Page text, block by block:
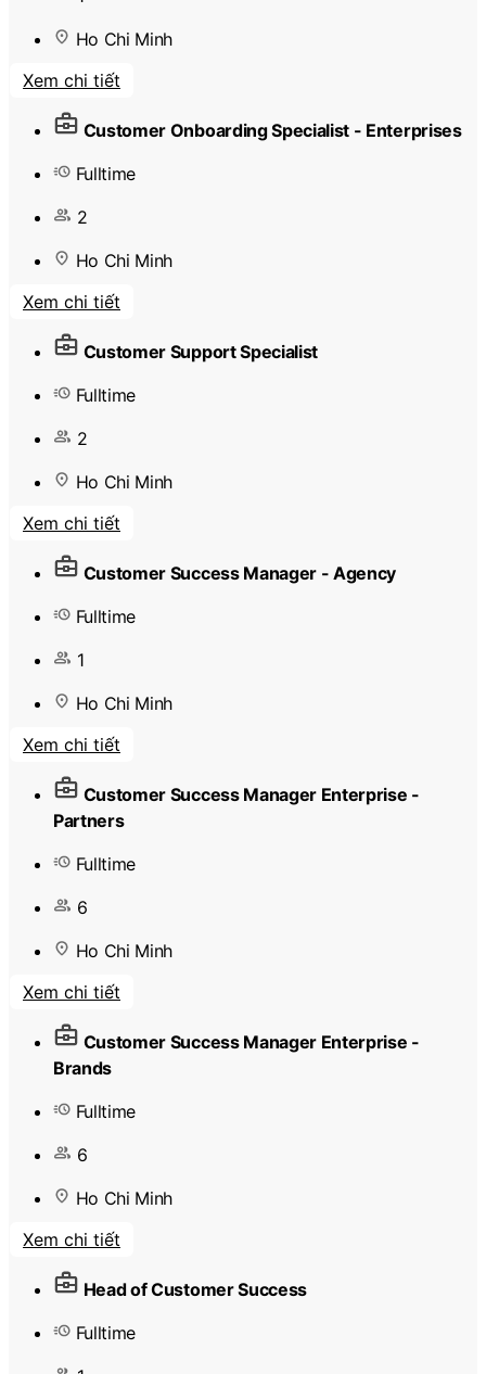
Ho Chi Minh
Xem chi tiết
Customer Onboarding Specialist - Enterprises
Fulltime
2
Ho Chi Minh
Xem chi tiết
Customer Support Specialist
Fulltime
2
Ho Chi Minh
Xem chi tiết
Customer Success Manager - Agency
Fulltime
1
Ho Chi Minh
Xem chi tiết
Customer Success Manager Enterprise -
Partners
Fulltime
6
Ho Chi Minh
Xem chi tiết
Customer Success Manager Enterprise -
Brands
Fulltime
6
Ho Chi Minh
Xem chi tiết
Head of Customer Success
Fulltime